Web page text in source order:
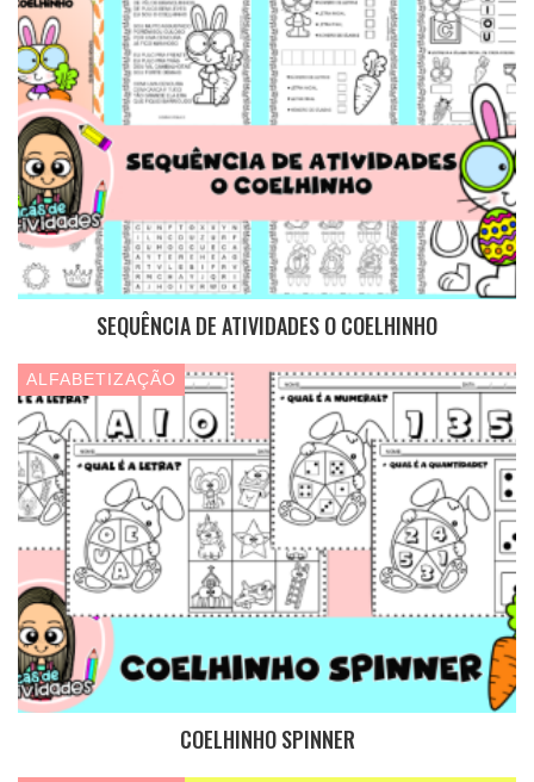
SEQUÊNCIA DE ATIVIDADES O COELHINHO
ALFABETIZAÇÃO
COELHINHO SPINNER